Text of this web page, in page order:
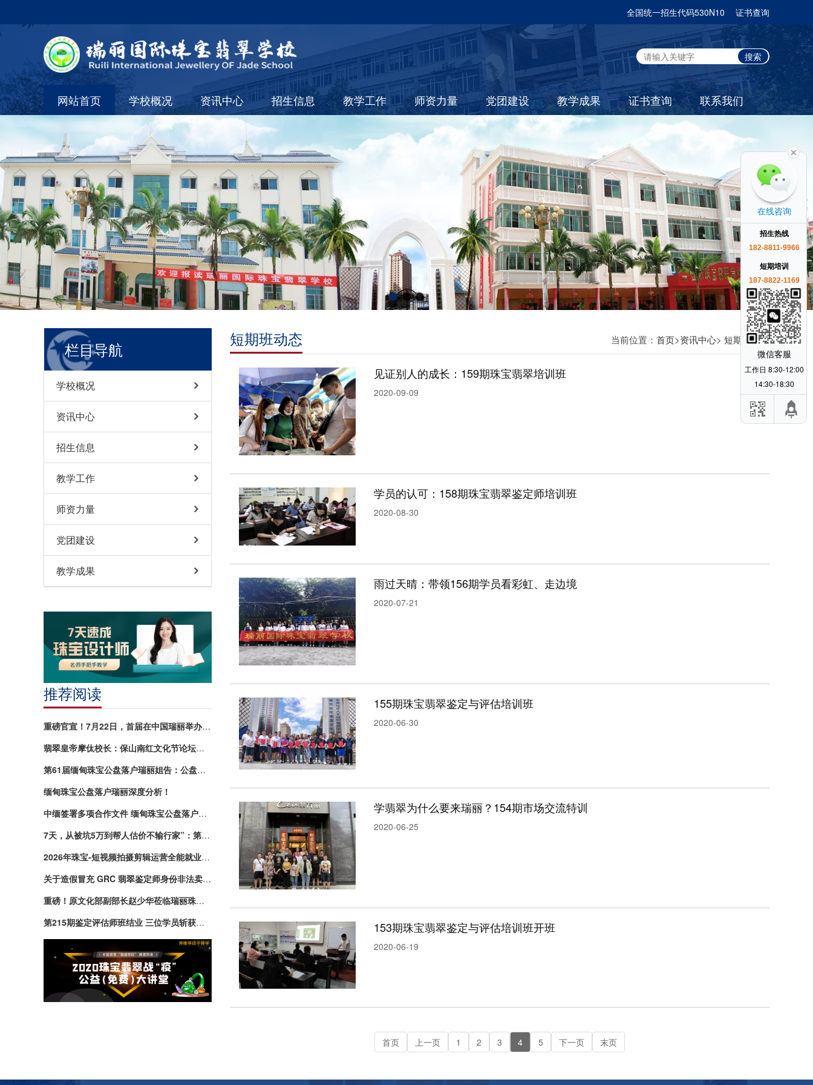
全国统一招生代码530N10 证书查询
网站首页 学校概况
学校简介
组织架构
校长简介
校内环境
学校荣誉
资讯中心
校内资讯
行业资讯
合作交流
短期班动态
招生信息
线上课程
招生问答
短期成人培训
学历教育
招生简章
教学工作
督学工作
师资力量
专家教授
党团建设 教学成果
学员案例
学生作品
比赛获奖
证书查询 联系我们
栏目导航
学校概况
资讯中心
招生信息
教学工作
师资力量
党团建设
教学成果
推荐阅读
重磅官宣！7月22日，首届在中国瑞丽举办的“缅甸珠宝
翡翠皇帝摩㑀校长：保山南红文化节论坛核心观点全分享！
第61届缅甸珠宝公盘落户瑞丽姐告：公盘交易规则、政策
缅甸珠宝公盘落户瑞丽深度分析！
中缅签署多项合作文件 缅甸珠宝公盘落户瑞丽 边境产业
7天，从被坑5万到帮人估价不输行家”：第223期原石
2026年珠宝-短视频拍摄剪辑运营全能就业班招生！
关于造假冒充 GRC 翡翠鉴定师身份非法卖翡翠的公告
重磅！原文化部副部长赵少华莅临瑞丽珠宝学校考察，为非
第215期鉴定评估师班结业 三位学员斩获翡翠鉴定师
短期班动态 当前位置： 首页>资讯中心> 短期班动态
见证别人的成长：159期珠宝翡翠培训班
2020-09-09
学员的认可：158期珠宝翡翠鉴定师培训班
2020-08-30
雨过天晴：带领156期学员看彩虹、走边境
2020-07-21
155期珠宝翡翠鉴定与评估培训班
2020-06-30
学翡翠为什么要来瑞丽？154期市场交流特训
2020-06-25
153期珠宝翡翠鉴定与评估培训班开班
2020-06-19
首页 上一页 1 2 3 4 5 下一页 末页
在线咨询
招生热线
182-8811-9966
短期培训
187-8822-1169
微信客服
工作日 8:30-12:00
14:30-18:30